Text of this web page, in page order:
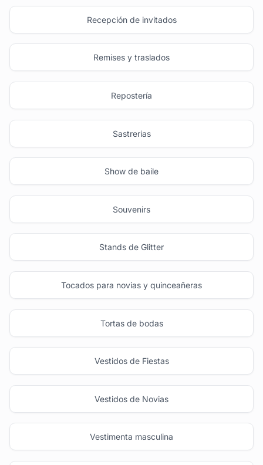
Recepción de invitados
Remises y traslados
Repostería
Sastrerias
Show de baile
Souvenirs
Stands de Glitter
Tocados para novias y quinceañeras
Tortas de bodas
Vestidos de Fiestas
Vestidos de Novias
Vestimenta masculina